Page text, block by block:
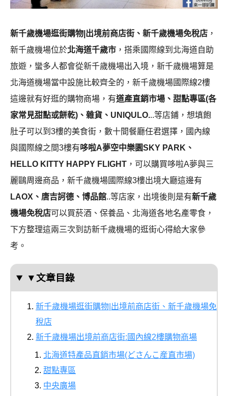
新千歲機場逛街購物|出境前商店街、新千歲機場免稅店 ，
新千歲機場位於北海道千歲市 ，搭乘國際線到北海道自助
旅遊，蠻多人都會從新千歲機場出入境，新千歲機場算是
北海道機場當中設施比較齊全的，新千歲機場國際線2樓
這邊就有好逛的購物商場，有道產直銷市場、甜點專區(各
家常見甜點或餅乾)、雜貨、UNIQULO...等店鋪，想填飽
肚子可以到3樓的美食街，數十間餐廳任君選擇，國內線
與國際線之間3樓有哆啦A夢空中樂園SKY PARK、
HELLO KITTY HAPPY FLIGHT ，可以購買哆啦A夢與三
麗鷗周邊商品，新千歲機場國際線3樓出境大廳這邊有
LAOX、唐吉訶德、博品館..等店家，出境後則是有新千歲
機場免稅店可以買菸酒、保養品、北海道各地名產零食，
下方整理這兩三次到訪新千歲機場的逛街心得給大家參
考。
▼文章目錄
新千歲機場逛街購物|出境前商店街、新千歲機場免
稅店
新千歲機場出境前商店街:國內線2樓購物商場
北海道特產品直銷市場(どさんこ産直市場)
甜點專區
中央廣場